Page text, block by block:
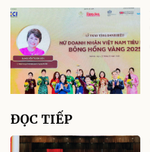
ĐỌC TIẾP